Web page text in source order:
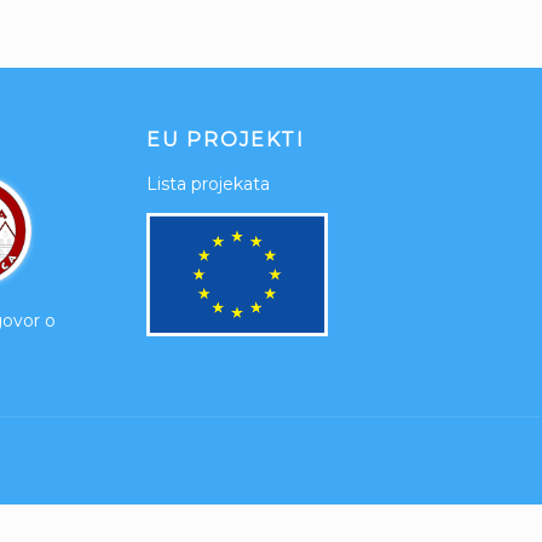
o
EU PROJEKTI
Lista projekata